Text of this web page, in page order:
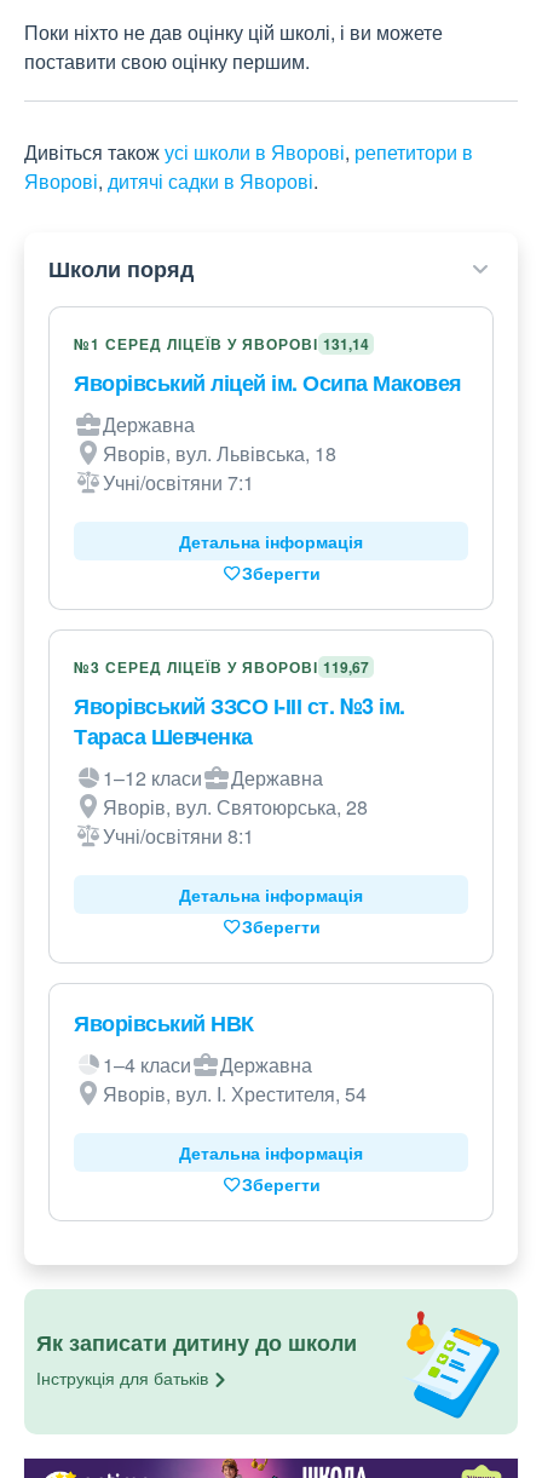
Поки ніхто не дав оцінку цій школі, і ви можете
поставити свою оцінку першим.
Дивіться такожусі школи в Яворові, репетитори в
Яворові, дитячі садки в Яворові.
Школи поряд
№1 СЕРЕД ЛІЦЕЇВ У ЯВОРОВІ 131,14
Яворівський ліцей ім. Осипа Маковея
Державна
Яворів, вул. Львівська, 18
Учні/освітяни 7:1
Детальна інформація
Зберегти
№3 СЕРЕД ЛІЦЕЇВ У ЯВОРОВІ 119,67
Яворівський ЗЗСО І-ІІІ ст. №3 ім.
Тараса Шевченка
1–12 класи
Державна
Яворів, вул. Святоюрська, 28
Учні/освітяни 8:1
Детальна інформація
Зберегти
Яворівський НВК
1–4 класи
Державна
Яворів, вул. І. Хрестителя, 54
Детальна інформація
Зберегти
Як записати дитину до школи
Інструкція для батьків